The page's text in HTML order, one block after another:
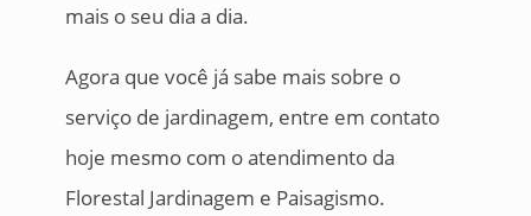
mais o seu dia a dia.
Agora que você já sabe mais sobre o
serviço de jardinagem, entre em contato
hoje mesmo com o atendimento da
Florestal Jardinagem e Paisagismo.